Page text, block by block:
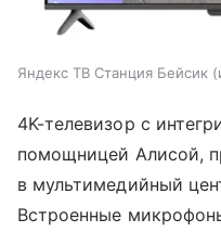
Яндекс ТВ Станция Бейсик
4K-телевизор с
помощницей Алисой,
в мультимедийный
Встроенные